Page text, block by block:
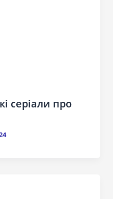
серіали про